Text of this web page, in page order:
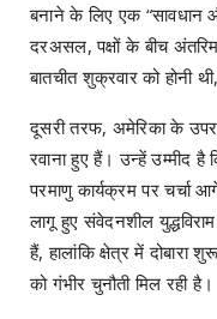
बनाने के लिए एक “सावधान
दरअसल, पक्षों के बीच
बातचीत शुक्रवार को होनी
दूसरी तरफ, अमेरिका के
रवाना हुए हैं। उन्हें उम्मीद
परमाणु कार्यक्रम पर चर्चा
लागू हुए संवेदनशील
हैं, हालांकि क्षेत्र में
को गंभीर चुनौती मिल रही है।